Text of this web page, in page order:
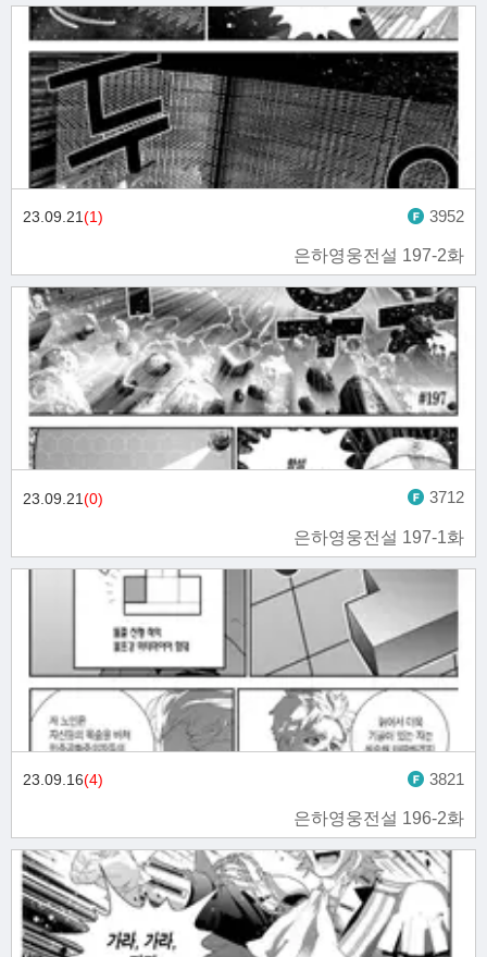
은하영웅전설 197-2화
23.09.21(1) 3952
은하영웅전설 197-1화
23.09.21(0) 3712
은하영웅전설 196-2화
23.09.16(4) 3821